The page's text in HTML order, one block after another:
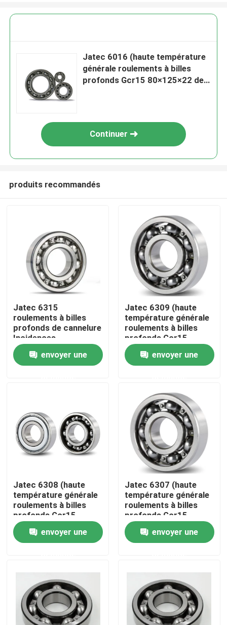
Domicile
Des produits
À propos de nous
Visite de l'usine
Contrôle de qualité
Nous contacter
Cas
Roulement à rouleaux industriel
Jatec 6016 (haute température
générale roulements à billes
profonds Gcr15 80×125×22 de
Continuer
produits recommandés
Jatec 6315
roulements à billes
profonds de cannelure
Incidences
industrielles Gcr15
Chine de réducteur
envoyer une
Jatec 6309 (haute
température générale
roulements à billes
profonds Gcr15
45×100×25 de
cannelure de moteur)
envoyer une
Jatec 6308 (haute
température générale
roulements à billes
profonds Gcr15
40×90×23 de
cannelure de moteur)
envoyer une
Jatec 6307 (haute
température générale
roulements à billes
profonds Gcr15
35×80×21 de
cannelure de moteur)
envoyer une